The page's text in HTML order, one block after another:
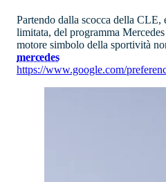
Partendo dalla scocca della CLE,
limitata, del programma
motore simbolo della sportività
mercedes
https://www.google.com/